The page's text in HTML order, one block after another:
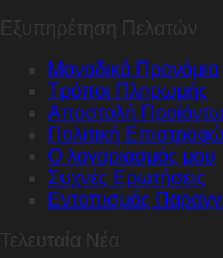
Εξυπηρέτηση Πελατών
Μοναδικά Προνόμια
Τρόποι Πληρωμής
Αποστολή
Πολιτική
Ο λογαριασμός μου
Συχνές Ερωτήσεις
Εντοπισμός
Τελευταία Νέα